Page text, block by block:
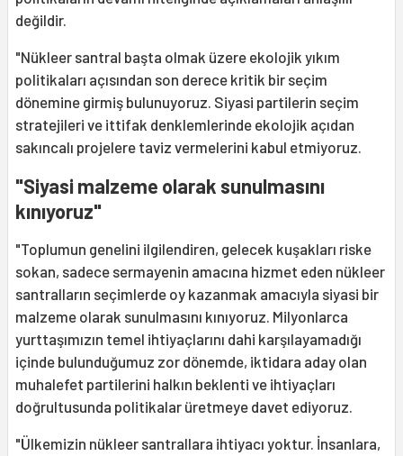
değildir.
"Nükleer santral başta olmak üzere ekolojik yıkım
politikaları açısından son derece kritik bir seçim
dönemine girmiş bulunuyoruz. Siyasi partilerin seçim
stratejileri ve ittifak denklemlerinde ekolojik açıdan
sakıncalı projelere taviz vermelerini kabul etmiyoruz.
"Siyasi malzeme olarak sunulmasını
kınıyoruz"
"Toplumun genelini ilgilendiren, gelecek kuşakları riske
sokan, sadece sermayenin amacına hizmet eden nükleer
santralların seçimlerde oy kazanmak amacıyla siyasi bir
malzeme olarak sunulmasını kınıyoruz. Milyonlarca
yurttaşımızın temel ihtiyaçlarını dahi karşılayamadığı
içinde bulunduğumuz zor dönemde, iktidara aday olan
muhalefet partilerini halkın beklenti ve ihtiyaçları
doğrultusunda politikalar üretmeye davet ediyoruz.
"Ülkemizin nükleer santrallara ihtiyacı yoktur. İnsanlara,